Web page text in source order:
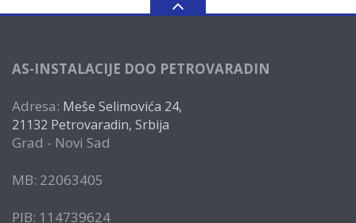
AS-INSTALACIJE DOO PETROVARADIN
Adresa: Meše Selimovića 24,
21132 Petrovaradin, Srbija
Grad - Novi Sad
MB: 22063405
PIB: 114739624